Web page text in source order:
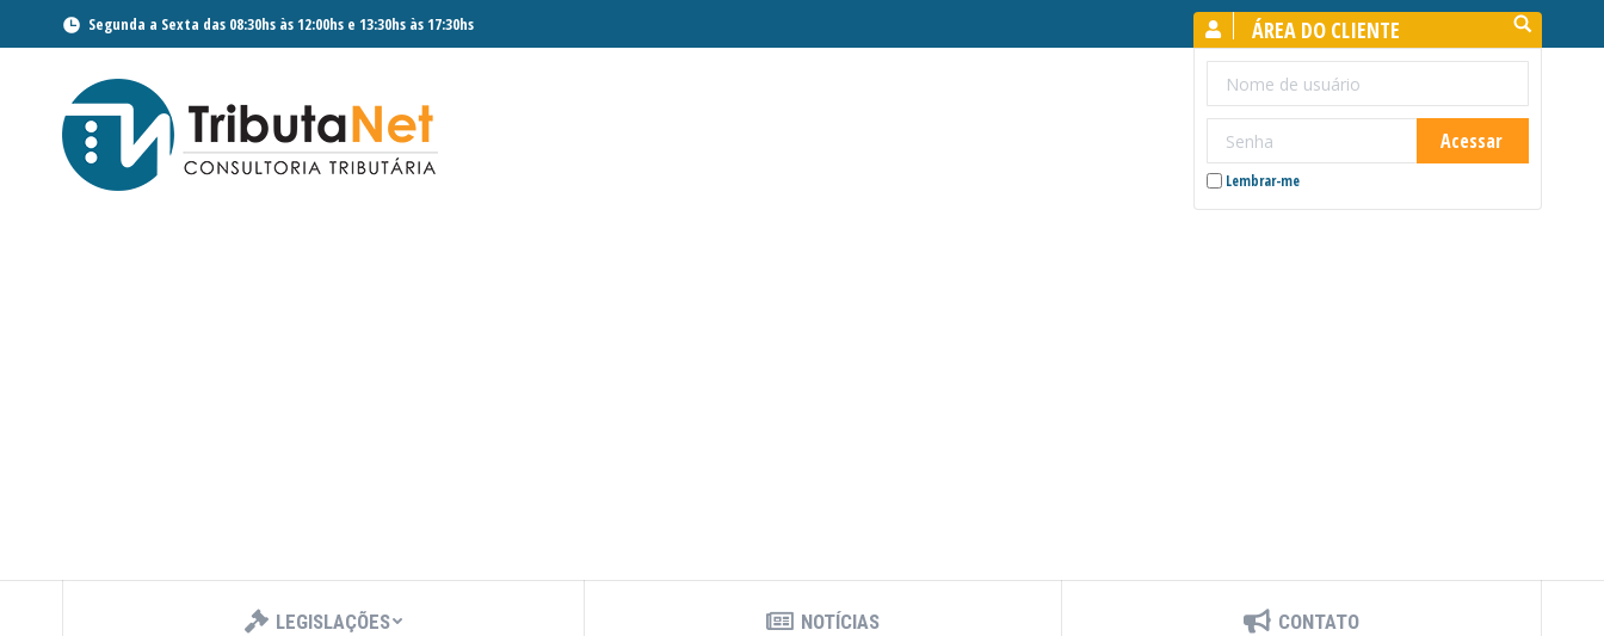
Segunda a Sexta das 08:30hs às 12:00hs e 13:30hs às 17:30hs Search:
ÁREA DO CLIENTE
Lembrar-me
LEGISLAÇÕES NOTÍCIAS CONTATO